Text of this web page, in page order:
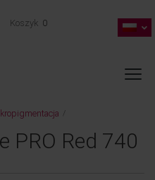
Koszyk 0
brudny róż z pastelowym
PRO Red 740